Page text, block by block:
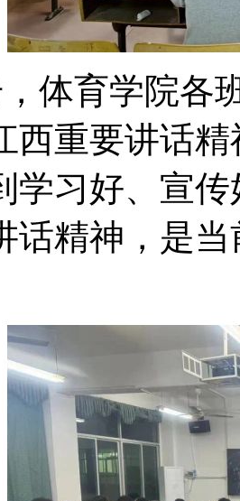
体育学院各
西重要讲话
学习好、宣
话精神，是